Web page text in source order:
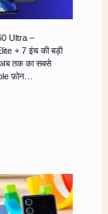
Ultra –
+ 7 इंच की बड़ी
अब तक का सबसे
फ़ोन…